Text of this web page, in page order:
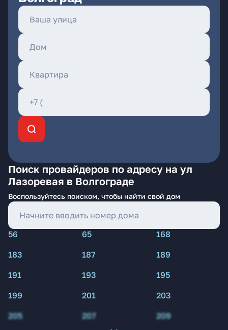
Поиск провайдеров по адресу на ул
Лазоревая в Волгограде
Воспользуйтесь поиском, чтобы найти свой дом
56 65
168
183
187
189
191
193
195
199
201
203
205
207 209